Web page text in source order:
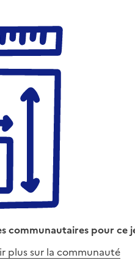
communautaires pour ce
plus sur la communauté